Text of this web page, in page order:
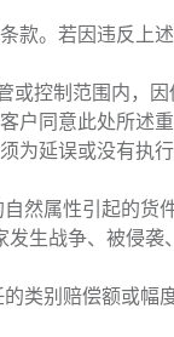
款。若因违反上
控制范围内，
户同意此处所述
延误或没有执行
然属性引起的货
生战争、被侵
类别赔偿额或幅